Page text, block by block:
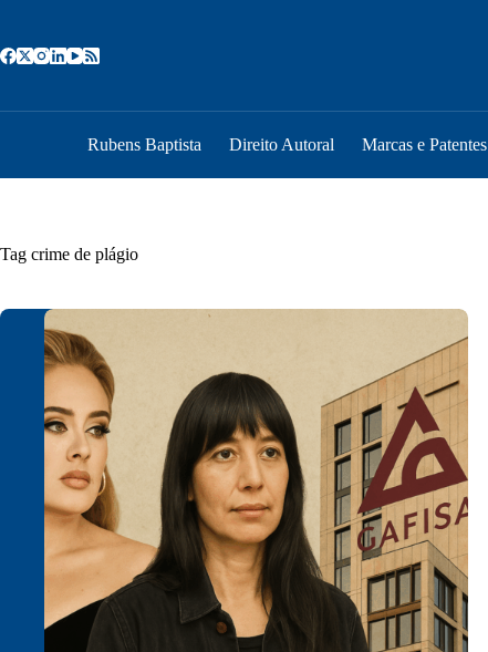
o
conteúdo
Rubens Baptista Direito Autoral Marcas e Patentes
Tag crime de plágio